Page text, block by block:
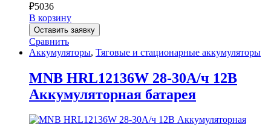
₽5036
В корзину
Оставить заявку
Сравнить
Аккумуляторы, Тяговые и стационарные аккумуляторы
MNB HRL12136W 28-30А/ч 12В
Аккумуляторная батарея